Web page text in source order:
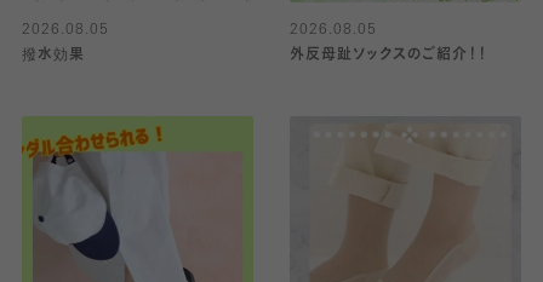
2026.08.05
撥水効果
2026.08.05
外反母趾ソックスのご紹介！！